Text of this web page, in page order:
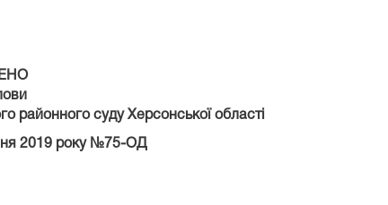
районного суду Херсонської області
201 9 року №75-ОД